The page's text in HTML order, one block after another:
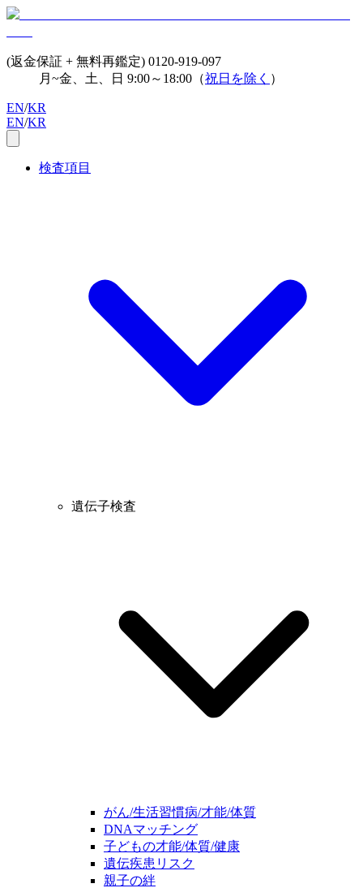
(返金保証 + 無料再鑑定) 0120-919-097
月~金、土、日 9:00～18:00（祝日を除く ）
EN/KR
EN/KR
検査項目
遺伝子検査
がん/生活習慣病/才能/体質
DNAマッチング
子どもの才能/体質/健康
遺伝疾患リスク
親子の絆